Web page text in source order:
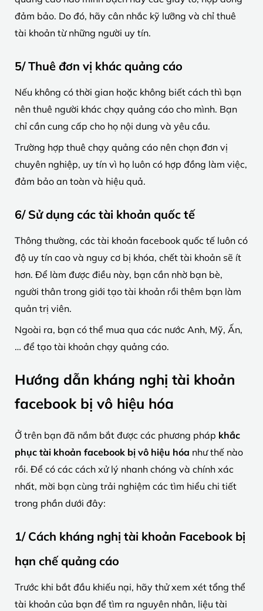
đảm bảo. Do đó, hãy cân nhắc kỹ lưỡng và chỉ thuê
tài khoản từ những người uy tín.
5/ Thuê đơn vị khác quảng cáo
Nếu không có thời gian hoặc không biết cách thì bạn
nên thuê người khác chạy quảng cáo cho mình. Bạn
chỉ cần cung cấp cho họ nội dung và yêu cầu.
Trường hợp thuê chạy quảng cáo nên chọn đơn vị
chuyên nghiệp, uy tín vì họ luôn có hợp đồng làm việc,
đảm bảo an toàn và hiệu quả.
6/ Sử dụng các tài khoản quốc tế
Thông thường, các tài khoản facebook quốc tế luôn có
độ uy tín cao và nguy cơ bị khóa, chết tài khoản sẽ ít
hơn. Để làm được điều này, bạn cần nhờ bạn bè,
người thân trong giới tạo tài khoản rồi thêm bạn làm
quản trị viên.
Ngoài ra, bạn có thể mua qua các nước Anh, Mỹ, Ấn,
… để tạo tài khoản chạy quảng cáo.
Hướng dẫn kháng nghị tài khoản
facebook bị vô hiệu hóa
Ở trên bạn đã nắm bắt được các phương pháp khắc
phục tài khoản facebook bị vô hiệu hóa như thế nào
rồi. Để có các cách xử lý nhanh chóng và chính xác
nhất, mời bạn cùng trải nghiệm các tìm hiểu chi tiết
trong phần dưới đây:
1/ Cách kháng nghị tài khoản Facebook bị
hạn chế quảng cáo
Trước khi bắt đầu khiếu nại, hãy thử xem xét tổng thể
tài khoản của bạn để tìm ra nguyên nhân, liệu tài